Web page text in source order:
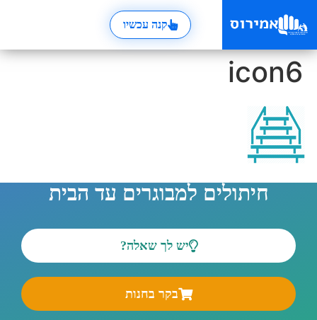
קנה עכשיו
icon6
חיתולים למבוגרים עד הבית
יש לך שאלה?
בקר בחנות